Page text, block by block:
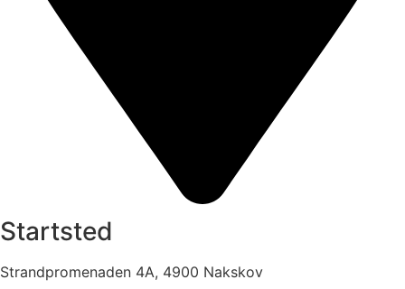
Startsted
Strandpromenaden 4A, 4900 Nakskov